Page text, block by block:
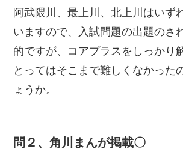
阿武隈川、最上川、北上川はいず
いますので、入試問題の出題のさ
的ですが、コアプラスをしっかり
とってはそこまで難しくなかった
ょうか。
問２、角川まんが掲載〇